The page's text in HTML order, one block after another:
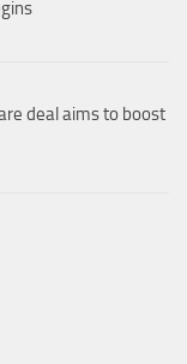
deal aims to boost